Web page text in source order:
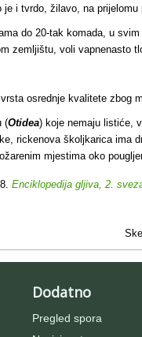
i tvrdo, žilavo, na
do 20-tak komada, u
zemljištu, voli vapnenasto
osrednje kvalitete zbog
(Otidea) koje nemaju listiće,
rickenova školjkarica ima
mjestima oko
Enciklopedija gljiva, 2.
Dodatno
Pregled spora